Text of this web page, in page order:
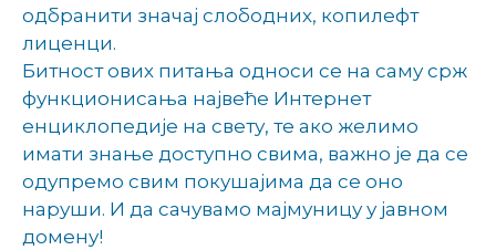
одбранити значај слободних, копилефт
лиценци.
Битност ових питања односи се на саму срж
функционисања највеће Интернет
енциклопедије на свету, те ако желимо
имати знање доступно свима, важно је да се
одупремо свим покушајима да се оно
наруши. И да сачувамо мајмуницу у јавном
домену!